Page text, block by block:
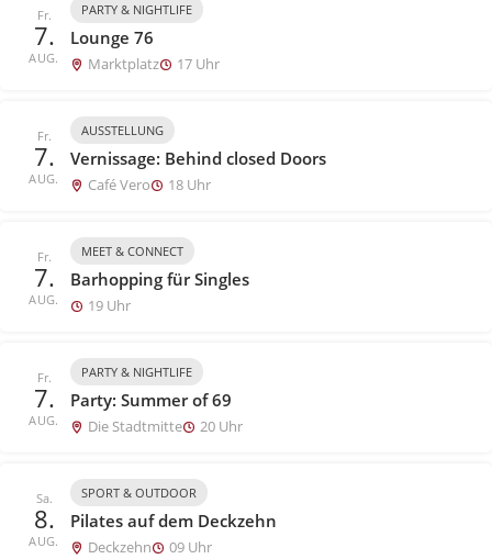
Fr.
7.
AUG.
PARTY & NIGHTLIFE
Lounge 76
Marktplatz 17 Uhr
Fr.
7.
AUG.
AUSSTELLUNG
Vernissage: Behind closed Doors
Café Vero 18 Uhr
Fr.
7.
AUG.
MEET & CONNECT
Barhopping für Singles
19 Uhr
Fr.
7.
AUG.
PARTY & NIGHTLIFE
Party: Summer of 69
Die Stadtmitte 20 Uhr
Sa.
8.
AUG.
SPORT & OUTDOOR
Pilates auf dem Deckzehn
Deckzehn 09 Uhr